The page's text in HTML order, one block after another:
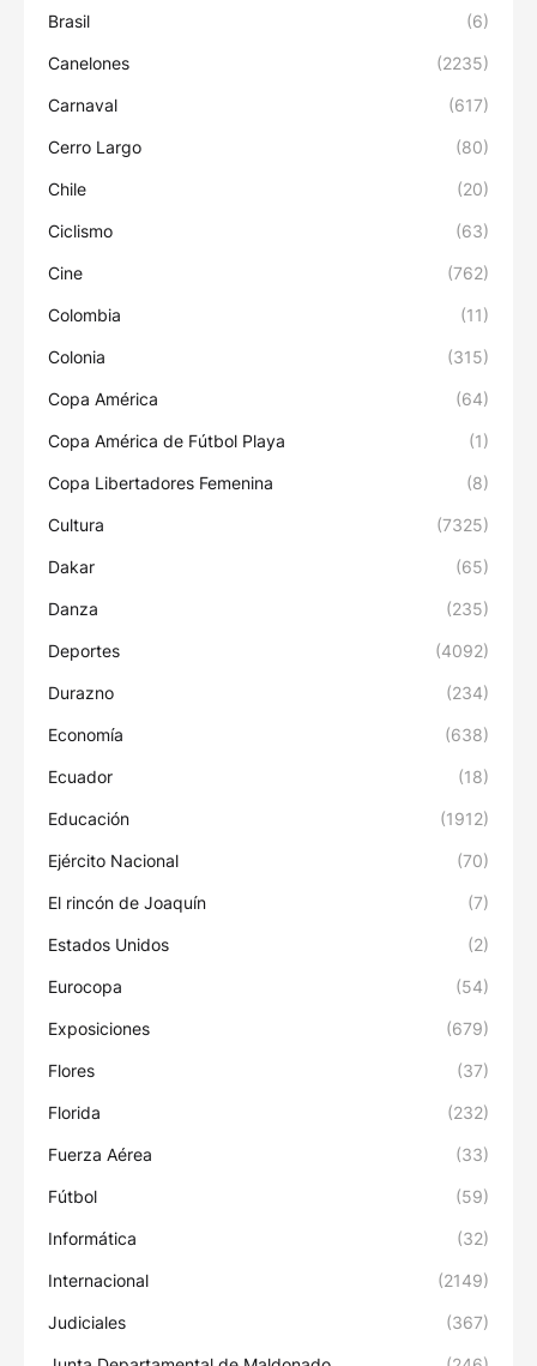
Brasil (6)
Canelones (2235)
Carnaval (617)
Cerro Largo (80)
Chile (20)
Ciclismo (63)
Cine (762)
Colombia (11)
Colonia (315)
Copa América (64)
Copa América de Fútbol Playa (1)
Copa Libertadores Femenina (8)
Cultura (7325)
Dakar (65)
Danza (235)
Deportes (4092)
Durazno (234)
Economía (638)
Ecuador (18)
Educación (1912)
Ejército Nacional (70)
El rincón de Joaquín (7)
Estados Unidos (2)
Eurocopa (54)
Exposiciones (679)
Flores (37)
Florida (232)
Fuerza Aérea (33)
Fútbol (59)
Informática (32)
Internacional (2149)
Judiciales (367)